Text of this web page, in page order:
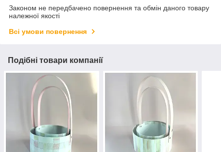
Законом не передбачено повернення та обмін даного товару
належної якості
Всі умови повернення
Подібні товари компанії